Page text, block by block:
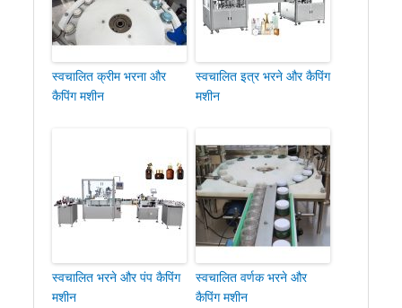
स्वचालित क्रीम भरना और
कैपिंग मशीन
स्वचालित इत्र भरने और कैपिंग
मशीन
स्वचालित भरने और पंप कैपिंग
मशीन
स्वचालित वर्णक भरने और
कैपिंग मशीन